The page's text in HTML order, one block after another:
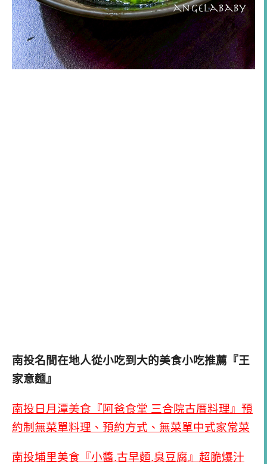
南投名間在地人從小吃到大的美食小吃推薦『王
家意麵』
南投日月潭美食『阿爸食堂 三合院古厝料理』預
約制無菜單料理、預約方式、無菜單中式家常菜
南投埔里美食『小醬.古早麵.臭豆腐』超脆爆汁